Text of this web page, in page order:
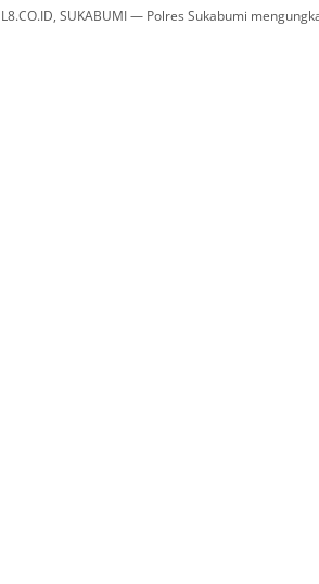
SUKABUMI — Polres Sukabumi